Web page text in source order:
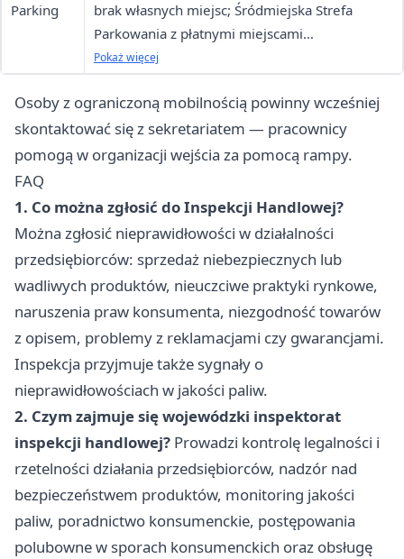
Parking
brak własnych miejsc; Śródmiejska Strefa
Parkowania z płatnymi miejscami
ogólnodostępnymi
Pokaż więcej
Osoby z ograniczoną mobilnością powinny wcześniej
skontaktować się z sekretariatem — pracownicy
pomogą w organizacji wejścia za pomocą rampy.
FAQ
1. Co można zgłosić do Inspekcji Handlowej?
Można zgłosić nieprawidłowości w działalności
przedsiębiorców: sprzedaż niebezpiecznych lub
wadliwych produktów, nieuczciwe praktyki rynkowe,
naruszenia praw konsumenta, niezgodność towarów
z opisem, problemy z reklamacjami czy gwarancjami.
Inspekcja przyjmuje także sygnały o
nieprawidłowościach w jakości paliw.
2. Czym zajmuje się wojewódzki inspektorat
inspekcji handlowej? Prowadzi kontrolę legalności i
rzetelności działania przedsiębiorców, nadzór nad
bezpieczeństwem produktów, monitoring jakości
paliw, poradnictwo konsumenckie, postępowania
polubowne w sporach konsumenckich oraz obsługę